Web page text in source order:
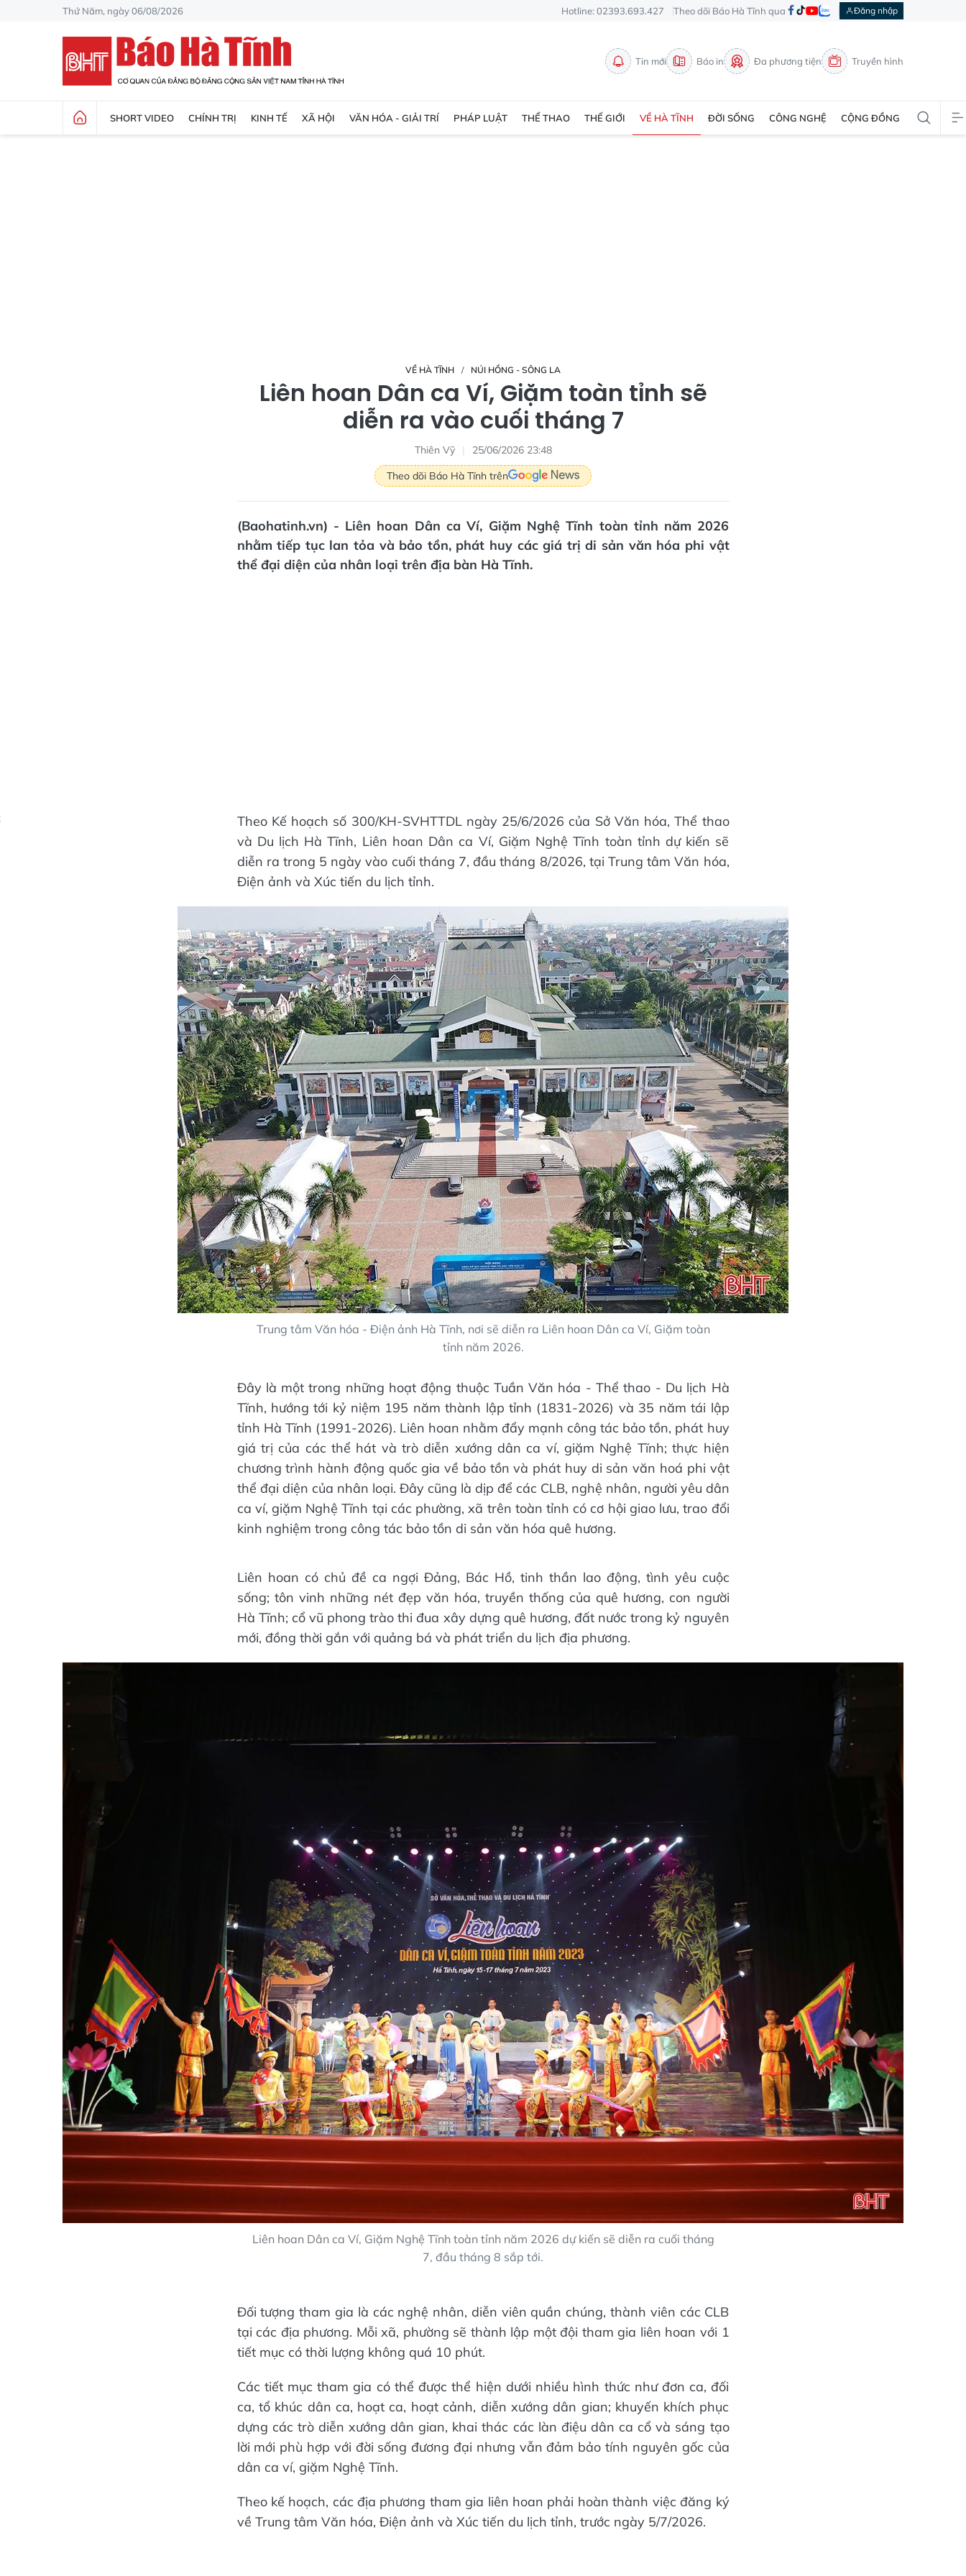
Thứ Năm, ngày 06/08/2026 Hotline: 02393.693.427 Theo dõi Báo Hà Tĩnh qua Đăng nhập
Tin mới Báo in Đa phương tiện Truyền hình
SHORT VIDEO CHÍNH TRỊ KINH TẾ XÃ HỘI VĂN HÓA - GIẢI TRÍ PHÁP LUẬT THỂ THAO THẾ GIỚI VỀ HÀ TĨNH ĐỜI SỐNG CÔNG NGHỆ CỘNG ĐỒNG
VỀ HÀ TĨNH NÚI HỒNG - SÔNG LA
Liên hoan Dân ca Ví, Giặm toàn tỉnh sẽ
diễn ra vào cuối tháng 7
Thiên Vỹ
25/06/2026 23:48
Theo dõi Báo Hà Tĩnh trên
(Baohatinh.vn) - Liên hoan Dân ca Ví, Giặm Nghệ Tĩnh toàn tỉnh năm 2026
nhằm tiếp tục lan tỏa và bảo tồn, phát huy các giá trị di sản văn hóa phi vật
thể đại diện của nhân loại trên địa bàn Hà Tĩnh.
Theo Kế hoạch số 300/KH-SVHTTDL ngày 25/6/2026 của Sở Văn hóa, Thể thao
và Du lịch Hà Tĩnh, Liên hoan Dân ca Ví, Giặm Nghệ Tĩnh toàn tỉnh dự kiến sẽ
diễn ra trong 5 ngày vào cuối tháng 7, đầu tháng 8/2026, tại Trung tâm Văn hóa,
Điện ảnh và Xúc tiến du lịch tỉnh.
Trung tâm Văn hóa - Điện ảnh Hà Tĩnh, nơi sẽ diễn ra Liên hoan Dân ca Ví, Giặm toàn
tỉnh năm 2026.
Đây là một trong những hoạt động thuộc Tuần Văn hóa - Thể thao - Du lịch Hà
Tĩnh, hướng tới kỷ niệm 195 năm thành lập tỉnh (1831-2026) và 35 năm tái lập
tỉnh Hà Tĩnh (1991-2026). Liên hoan nhằm đẩy mạnh công tác bảo tồn, phát huy
giá trị của các thể hát và trò diễn xướng dân ca ví, giặm Nghệ Tĩnh; thực hiện
chương trình hành động quốc gia về bảo tồn và phát huy di sản văn hoá phi vật
thể đại diện của nhân loại. Đây cũng là dịp để các CLB, nghệ nhân, người yêu dân
ca ví, giặm Nghệ Tĩnh tại các phường, xã trên toàn tỉnh có cơ hội giao lưu, trao đổi
kinh nghiệm trong công tác bảo tồn di sản văn hóa quê hương.
Liên hoan có chủ đề ca ngợi Đảng, Bác Hồ, tinh thần lao động, tình yêu cuộc
sống; tôn vinh những nét đẹp văn hóa, truyền thống của quê hương, con người
Hà Tĩnh; cổ vũ phong trào thi đua xây dựng quê hương, đất nước trong kỷ nguyên
mới, đồng thời gắn với quảng bá và phát triển du lịch địa phương.
Liên hoan Dân ca Ví, Giặm Nghệ Tĩnh toàn tỉnh năm 2026 dự kiến sẽ diễn ra cuối tháng
7, đầu tháng 8 sắp tới.
Đối tượng tham gia là các nghệ nhân, diễn viên quần chúng, thành viên các CLB
tại các địa phương. Mỗi xã, phường sẽ thành lập một đội tham gia liên hoan với 1
tiết mục có thời lượng không quá 10 phút.
Các tiết mục tham gia có thể được thể hiện dưới nhiều hình thức như đơn ca, đối
ca, tổ khúc dân ca, hoạt ca, hoạt cảnh, diễn xướng dân gian; khuyến khích phục
dựng các trò diễn xướng dân gian, khai thác các làn điệu dân ca cổ và sáng tạo
lời mới phù hợp với đời sống đương đại nhưng vẫn đảm bảo tính nguyên gốc của
dân ca ví, giặm Nghệ Tĩnh.
Theo kế hoạch, các địa phương tham gia liên hoan phải hoàn thành việc đăng ký
về Trung tâm Văn hóa, Điện ảnh và Xúc tiến du lịch tỉnh, trước ngày 5/7/2026.